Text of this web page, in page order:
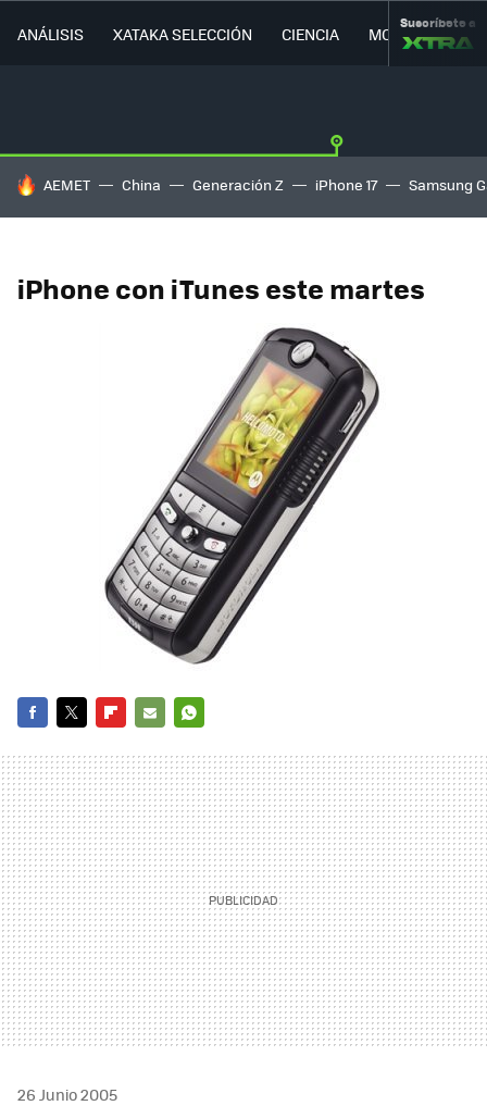
ANÁLISIS XATAKA SELECCIÓN CIENCIA MOVILIDAD
Suscríbete a
HOY SE HABLA DE
AEMET China Generación Z iPhone 17 Samsung
iPhone con iTunes este martes
MAIL
26 Junio 2005